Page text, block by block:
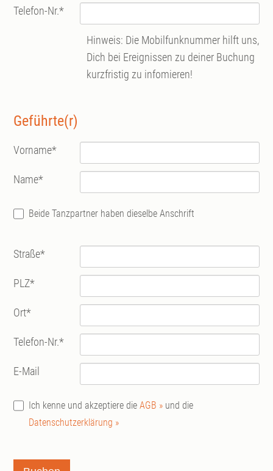
Telefon-Nr.*
Hinweis: Die Mobilfunknummer hilft uns,
Dich bei Ereignissen zu deiner Buchung
kurzfristig zu infomieren!
Geführte(r)
Vorname*
Name*
Beide Tanzpartner haben dieselbe Anschrift
Straße*
PLZ*
Ort*
Telefon-Nr.*
E-Mail
Ich kenne und akzeptiere dieAGB » und die
Datenschutzerklärung »